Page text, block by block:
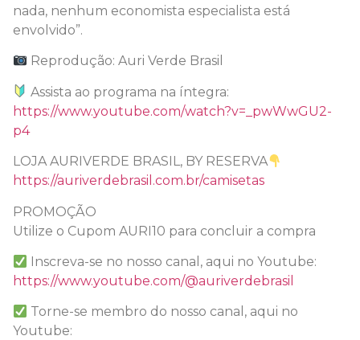
nada, nenhum economista especialista está
envolvido”.
Reprodução: Auri Verde Brasil
Assista ao programa na íntegra:
https://www.youtube.com/watch?v=_pwWwGU2-
p4
LOJA AURIVERDE BRASIL, BY RESERVA
https://auriverdebrasil.com.br/camisetas
PROMOÇÃO
Utilize o Cupom AURI10 para concluir a compra
Inscreva-se no nosso canal, aqui no Youtube:
https://www.youtube.com/@auriverdebrasil
Torne-se membro do nosso canal, aqui no
Youtube: